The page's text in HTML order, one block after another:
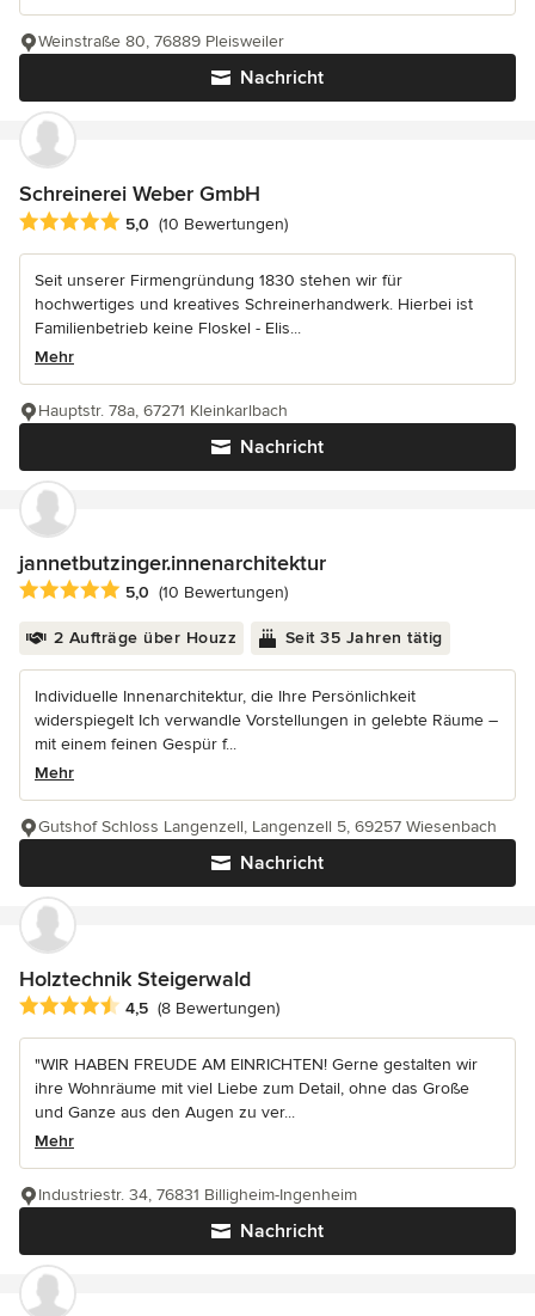
Nachricht
Weinstraße 80, 76889 Pleisweiler
Schreinerei Weber GmbH
Durchschnittliche Bewertung: 5 von 5 Sternen
5,0 (10 Bewertungen)
Seit unserer Firmengründung 1830 stehen wir für
hochwertiges und kreatives Schreinerhandwerk. Hierbei ist
Familienbetrieb keine Floskel - Elis...
Mehr
Nachricht
Hauptstr. 78a, 67271 Kleinkarlbach
jannetbutzinger.innenarchitektur
Durchschnittliche Bewertung: 5 von 5 Sternen
5,0 (10 Bewertungen)
2 Aufträge über Houzz Seit 35 Jahren tätig
Individuelle Innenarchitektur, die Ihre Persönlichkeit
widerspiegelt Ich verwandle Vorstellungen in gelebte Räume –
mit einem feinen Gespür f...
Mehr
Nachricht
Gutshof Schloss Langenzell, Langenzell 5, 69257 Wiesenbach
Holztechnik Steigerwald
Durchschnittliche Bewertung: 4.5 von 5 Sternen
4,5 (8 Bewertungen)
"WIR HABEN FREUDE AM EINRICHTEN! Gerne gestalten wir
ihre Wohnräume mit viel Liebe zum Detail, ohne das Große
und Ganze aus den Augen zu ver...
Mehr
Nachricht
Industriestr. 34, 76831 Billigheim-Ingenheim